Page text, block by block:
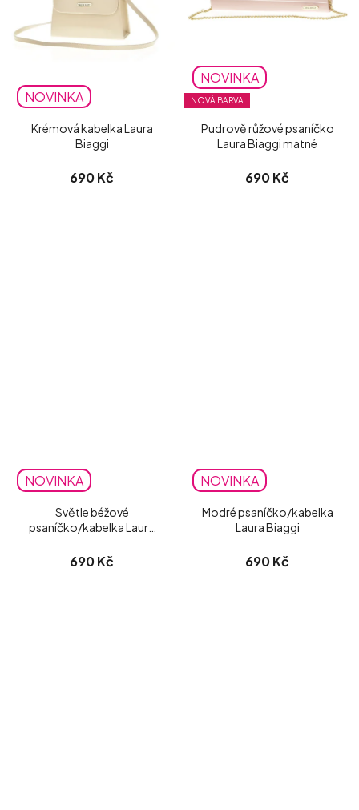
NOVINKA
Krémová kabelka Laura
Biaggi
690 Kč
NOVINKA
NOVÁ BARVA
Pudrově růžové psaníčko
Laura Biaggi matné
690 Kč
NOVINKA
Světle béžové
psaníčko/kabelka Laura
690 Kč
NOVINKA
Modré psaníčko/kabelka
Laura Biaggi
690 Kč